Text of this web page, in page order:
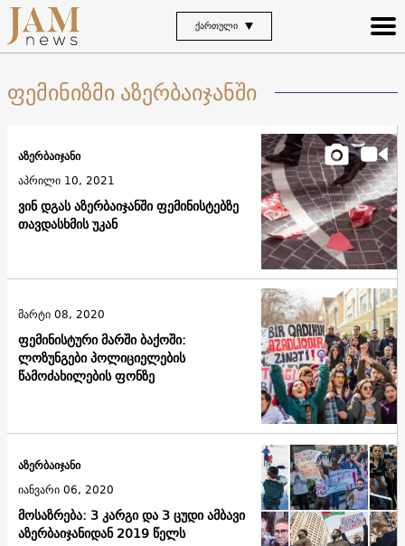
ᲥᲐᲠᲗᲣᲚᲘ
ფემინიზმი აზერბაიჯანში
ვინ დგას აზერბაიჯანში ფემინისტებზე
თავდასხმის უკან
აზერბაიჯანი
აპრილი 10, 2021
ფემინისტური მარში ბაქოში:
ლოზუნგები პოლიციელების
წამოძახილების ფონზე
მარტი 08, 2020
მოსაზრება: 3 კარგი და 3 ცუდი ამბავი
აზერბაიჯანიდან 2019 წელს
აზერბაიჯანი
იანვარი 06, 2020